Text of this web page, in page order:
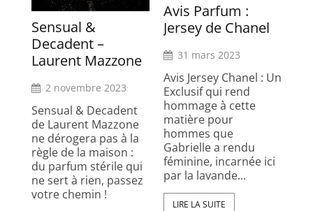
Sensual &
Decadent –
Laurent Mazzone
2 novembre 2023
Sensual & Decadent
de Laurent Mazzone
ne dérogera pas à la
règle de la maison :
du parfum stérile qui
ne sert à rien, passez
votre chemin !
Avis Parfum :
Jersey de Chanel
31 mars 2023
Avis Jersey Chanel : Un
Exclusif qui rend
hommage à cette
matière pour
hommes que
Gabrielle a rendu
féminine, incarnée ici
par la lavande...
LIRE LA SUITE